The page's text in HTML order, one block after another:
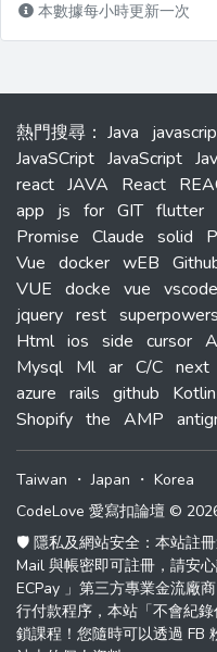
本數據每小時更新一次
熱門搜尋 ： Java
JavaSCript JavaScript
react JAVA React
app
js for GIT flutter
Promise Claude solid
Vue docker wEB
VUE docke vue vscode
jquery rest superpowers
Html ios side cursor
Mysql Ml ar C/C next
azure rails github Kotlin
Shopify the AMP
Taiwan ・Japan ・ Korea
CodeLove 愛寫扣論壇 ©
🛡️ 隱私及網站安全：本站註
Mail 與帳密即可註冊，請安
ECPay 」第三方專業金流廠
行付款程序，本站「不會紀
鎖課程！您隨時可以透過 FB